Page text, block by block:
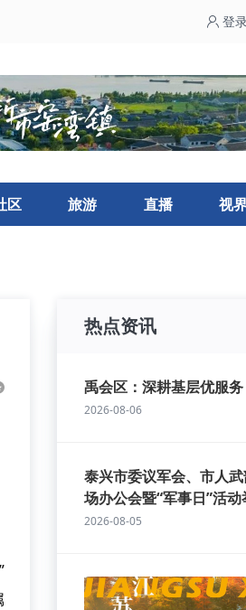
登
区 旅游 直播 视
热点资讯
禹会区：深耕基层优服
2026-08-06
泰兴市委议军会、市人
场办公会暨“军事日”活动
2026-08-05